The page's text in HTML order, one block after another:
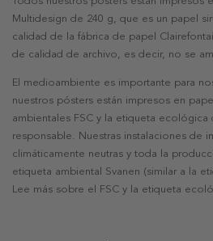
Multidesign de 240 g, que es un papel
calidad de la fábrica de papel
de calidad de archivo, es decir, no se
El medioambiente es importante para
nuestros pósters están impresos en
ambientales FSC y la etiqueta ecológica
responsable. Nuestras instalaciones de
climáticamente neutras y toda la
etiqueta ambiental Svanen (similar a la
Lee más sobre el FSC y la etiqueta